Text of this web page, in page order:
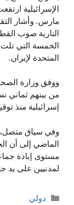
مارس. وأشار
النارية صوب
الخمسة التي
المتحدة لإيران.
من بينهم ثماني
إسرائيلية منذ توقيع
وفي سياق متصل،
الماضي إلى أن
مستوى إبادة
لمدنيين على يد
التصنيفات
دولي